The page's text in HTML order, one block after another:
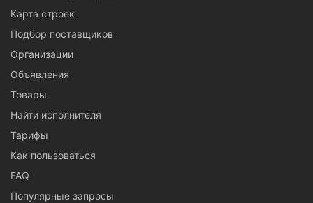
Карта строек
Подбор поставщиков
Организации
Объявления
Товары
Найти исполнителя
Тарифы
Как пользоваться
FAQ
Популярные запросы